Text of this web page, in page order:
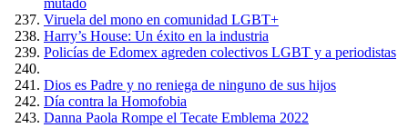
mutado
Viruela del mono en comunidad LGBT+
Harry’s House: Un éxito en la industria
Policías de Edomex agreden colectivos LGBT y a periodistas
Dios es Padre y no reniega de ninguno de sus hijos
Día contra la Homofobia
Danna Paola Rompe el Tecate Emblema 2022